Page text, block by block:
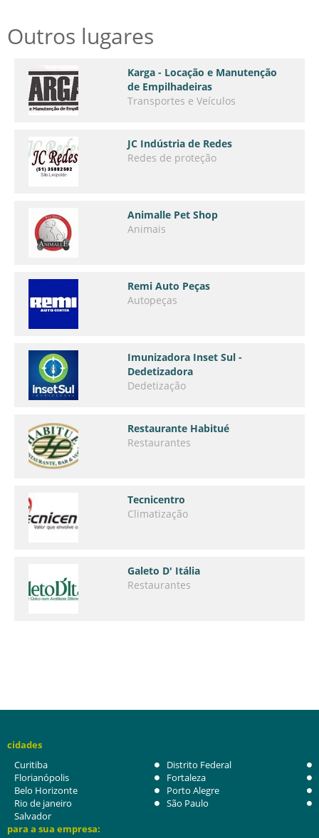
Outros lugares
Karga - Locação e Manutenção
de Empilhadeiras
Transportes e Veículos
JC Indústria de Redes
Redes de proteção
Animalle Pet Shop
Animais
Remi Auto Peças
Autopeças
Imunizadora Inset Sul -
Dedetizadora
Dedetização
Restaurante Habitué
Restaurantes
Tecnicentro
Climatização
Galeto D' Itália
Restaurantes
cidades
Curitiba
Distrito Federal
Florianópolis
Fortaleza
Belo Horizonte
Porto Alegre
Rio de janeiro
São Paulo
Salvador
para a sua empresa: